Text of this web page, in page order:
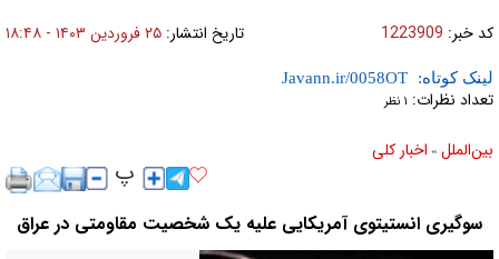
کد خبر: 1223909 تاریخ انتشار: ۲۵ فروردين ۱۴۰۳ - ۱۸:۴۸
لینک کوتاه:
تعداد نظرات: ۱ نظر
بين‌الملل » اخبار كلی
سوگیری انستیتوی آمریکایی علیه یک شخصیت مقاومتی در عراق